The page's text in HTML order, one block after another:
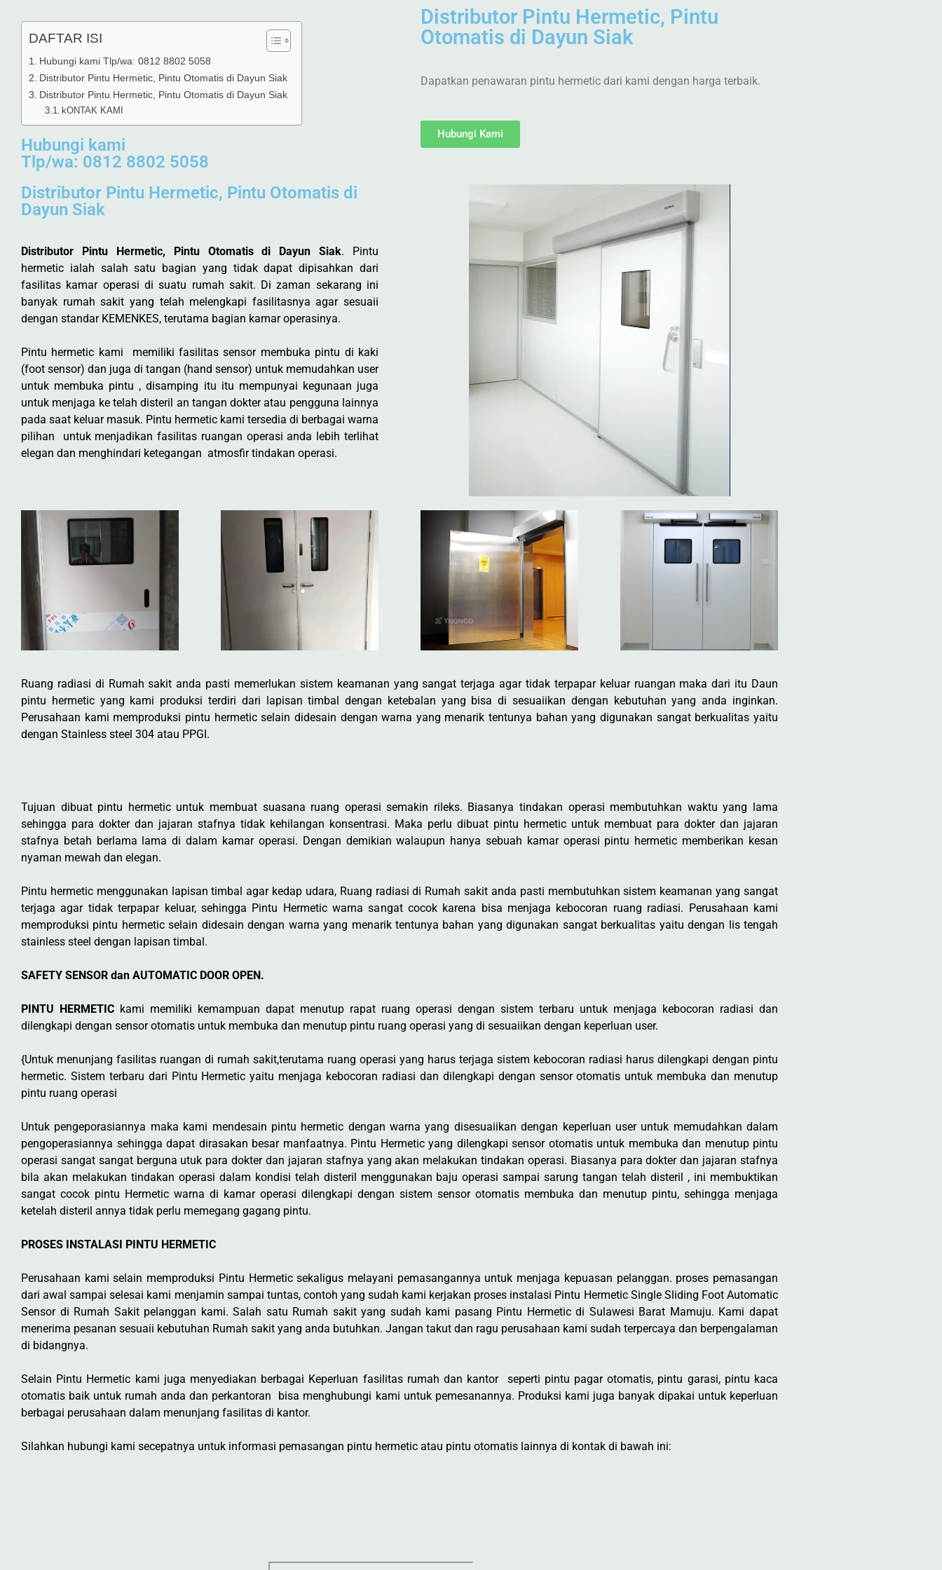
DAFTAR ISI
Hubungi kami Tlp/wa: 0812 8802 5058
Distributor Pintu Hermetic, Pintu Otomatis di Dayun Siak
Distributor Pintu Hermetic, Pintu Otomatis di Dayun Siak
kONTAK KAMI
Hubungi kami
Tlp/wa: 0812 8802 5058
Distributor Pintu Hermetic, Pintu
Otomatis di Dayun Siak
Dapatkan penawaran pintu hermetic dari kami dengan harga terbaik.
Hubungi Kami
Distributor Pintu Hermetic, Pintu Otomatis di
Dayun Siak
Distributor Pintu Hermetic, Pintu Otomatis di Dayun Siak. Pintu
hermetic ialah salah satu bagian yang tidak dapat dipisahkan dari
fasilitas kamar operasi di suatu rumah sakit. Di zaman sekarang ini
banyak rumah sakit yang telah melengkapi fasilitasnya agar sesuaii
dengan standar KEMENKES, terutama bagian kamar operasinya.
Pintu hermetic kami memiliki fasilitas sensor membuka pintu di kaki
(foot sensor) dan juga di tangan (hand sensor) untuk memudahkan user
untuk membuka pintu , disamping itu itu mempunyai kegunaan juga
untuk menjaga ke telah disteril an tangan dokter atau pengguna lainnya
pada saat keluar masuk. Pintu hermetic kami tersedia di berbagai warna
pilihan untuk menjadikan fasilitas ruangan operasi anda lebih terlihat
elegan dan menghindari ketegangan atmosfir tindakan operasi.
Ruang radiasi di Rumah sakit anda pasti memerlukan sistem keamanan yang sangat terjaga agar tidak terpapar keluar ruangan maka dari itu Daun
pintu hermetic yang kami produksi terdiri dari lapisan timbal dengan ketebalan yang bisa di sesuaiikan dengan kebutuhan yang anda inginkan.
Perusahaan kami memproduksi pintu hermetic selain didesain dengan warna yang menarik tentunya bahan yang digunakan sangat berkualitas yaitu
dengan Stainless steel 304 atau PPGI.
Tujuan dibuat pintu hermetic untuk membuat suasana ruang operasi semakin rileks. Biasanya tindakan operasi membutuhkan waktu yang lama
sehingga para dokter dan jajaran stafnya tidak kehilangan konsentrasi. Maka perlu dibuat pintu hermetic untuk membuat para dokter dan jajaran
stafnya betah berlama lama di dalam kamar operasi. Dengan demikian walaupun hanya sebuah kamar operasi pintu hermetic memberikan kesan
nyaman mewah dan elegan.
Pintu hermetic menggunakan lapisan timbal agar kedap udara, Ruang radiasi di Rumah sakit anda pasti membutuhkan sistem keamanan yang sangat
terjaga agar tidak terpapar keluar, sehingga Pintu Hermetic warna sangat cocok karena bisa menjaga kebocoran ruang radiasi. Perusahaan kami
memproduksi pintu hermetic selain didesain dengan warna yang menarik tentunya bahan yang digunakan sangat berkualitas yaitu dengan lis tengah
stainless steel dengan lapisan timbal.
SAFETY SENSOR dan AUTOMATIC DOOR OPEN.
PINTU HERMETIC kami memiliki kemampuan dapat menutup rapat ruang operasi dengan sistem terbaru untuk menjaga kebocoran radiasi dan
dilengkapi dengan sensor otomatis untuk membuka dan menutup pintu ruang operasi yang di sesuaiikan dengan keperluan user.
{Untuk menunjang fasilitas ruangan di rumah sakit,terutama ruang operasi yang harus terjaga sistem kebocoran radiasi harus dilengkapi dengan pintu
hermetic. Sistem terbaru dari Pintu Hermetic yaitu menjaga kebocoran radiasi dan dilengkapi dengan sensor otomatis untuk membuka dan menutup
pintu ruang operasi
Untuk pengeporasiannya maka kami mendesain pintu hermetic dengan warna yang disesuaiikan dengan keperluan user untuk memudahkan dalam
pengoperasiannya sehingga dapat dirasakan besar manfaatnya. Pintu Hermetic yang dilengkapi sensor otomatis untuk membuka dan menutup pintu
operasi sangat sangat berguna utuk para dokter dan jajaran stafnya yang akan melakukan tindakan operasi. Biasanya para dokter dan jajaran stafnya
bila akan melakukan tindakan operasi dalam kondisi telah disteril menggunakan baju operasi sampai sarung tangan telah disteril , ini membuktikan
sangat cocok pintu Hermetic warna di kamar operasi dilengkapi dengan sistem sensor otomatis membuka dan menutup pintu, sehingga menjaga
ketelah disteril annya tidak perlu memegang gagang pintu.
PROSES INSTALASI PINTU HERMETIC
Perusahaan kami selain memproduksi Pintu Hermetic sekaligus melayani pemasangannya untuk menjaga kepuasan pelanggan. proses pemasangan
dari awal sampai selesai kami menjamin sampai tuntas, contoh yang sudah kami kerjakan proses instalasi Pintu Hermetic Single Sliding Foot Automatic
Sensor di Rumah Sakit pelanggan kami. Salah satu Rumah sakit yang sudah kami pasang Pintu Hermetic di Sulawesi Barat Mamuju. Kami dapat
menerima pesanan sesuaii kebutuhan Rumah sakit yang anda butuhkan. Jangan takut dan ragu perusahaan kami sudah terpercaya dan berpengalaman
di bidangnya.
Selain Pintu Hermetic kami juga menyediakan berbagai Keperluan fasilitas rumah dan kantor seperti pintu pagar otomatis, pintu garasi, pintu kaca
otomatis baik untuk rumah anda dan perkantoran bisa menghubungi kami untuk pemesanannya. Produksi kami juga banyak dipakai untuk keperluan
berbagai perusahaan dalam menunjang fasilitas di kantor.
Silahkan hubungi kami secepatnya untuk informasi pemasangan pintu hermetic atau pintu otomatis lainnya di kontak di bawah ini: